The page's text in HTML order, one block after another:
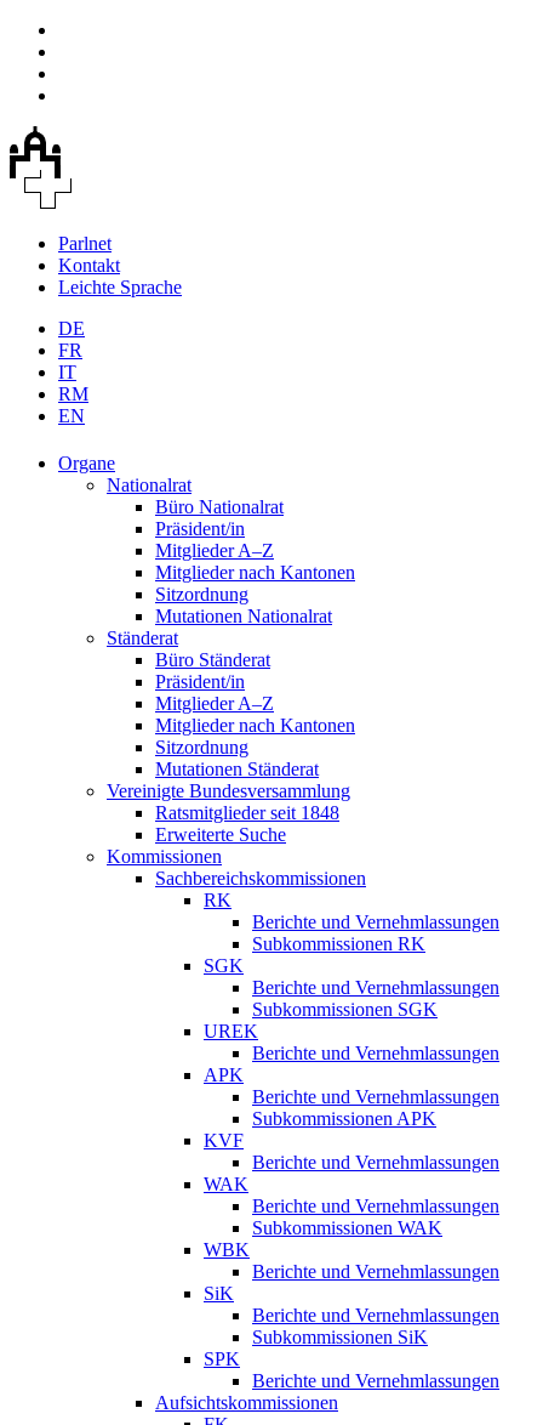
Parlnet
Kontakt
Leichte Sprache
DE
FR
IT
RM
EN
Organe
Nationalrat
Büro Nationalrat
Präsident/in
Mitglieder A–Z
Mitglieder nach Kantonen
Sitzordnung
Mutationen Nationalrat
Ständerat
Büro Ständerat
Präsident/in
Mitglieder A–Z
Mitglieder nach Kantonen
Sitzordnung
Mutationen Ständerat
Vereinigte Bundesversammlung
Ratsmitglieder seit 1848
Erweiterte Suche
Kommissionen
Sachbereichskommissionen
RK
Berichte und Vernehmlassungen
Subkommissionen RK
SGK
Berichte und Vernehmlassungen
Subkommissionen SGK
UREK
Berichte und Vernehmlassungen
APK
Berichte und Vernehmlassungen
Subkommissionen APK
KVF
Berichte und Vernehmlassungen
WAK
Berichte und Vernehmlassungen
Subkommissionen WAK
WBK
Berichte und Vernehmlassungen
SiK
Berichte und Vernehmlassungen
Subkommissionen SiK
SPK
Berichte und Vernehmlassungen
Aufsichtskommissionen